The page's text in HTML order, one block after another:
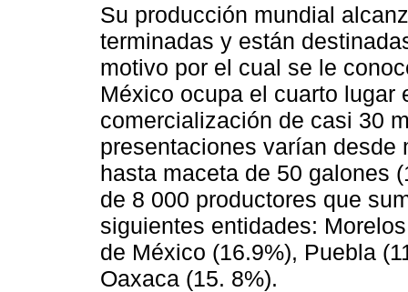
Su producción mundial
terminadas y están
motivo por el cual se le
México ocupa el cuarto lugar
comercialización de casi 30
presentaciones varían desde
hasta maceta de 50 galones
de 8 000 productores que
siguientes entidades:
de México (16.9%), Puebla
Oaxaca (15. 8%).